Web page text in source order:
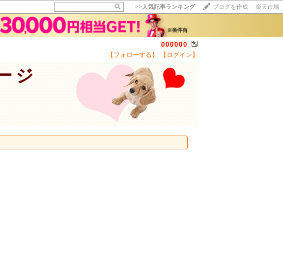
>>人気記事ランキング ブログを作成 楽天市場
000000
【フォローする】 【ログイン】
ジ